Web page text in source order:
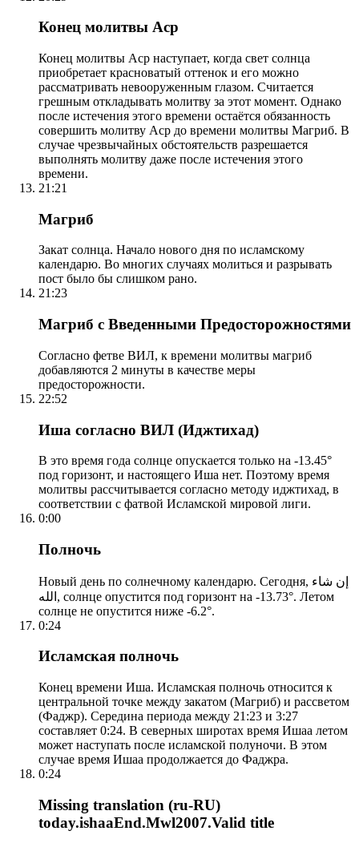
Конец молитвы Аср
Конец молитвы Аср наступает, когда свет солнца
приобретает красноватый оттенок и его можно
рассматривать невооруженным глазом. Считается
грешным откладывать молитву за этот момент. Однако
после истечения этого времени остаётся обязанность
совершить молитву Аср до времени молитвы Магриб. В
случае чрезвычайных обстоятельств разрешается
выполнять молитву даже после истечения этого
времени.
21:21
Магриб
Закат солнца. Начало нового дня по исламскому
календарю. Во многих случаях молиться и разрывать
пост было бы слишком рано.
21:23
Магриб с Введенными Предосторожностями
Согласно фетве ВИЛ, к времени молитвы магриб
добавляются 2 минуты в качестве меры
предосторожности.
22:52
Иша согласно ВИЛ (Иджтихад)
В это время года солнце опускается только на -13.45°
под горизонт, и настоящего Иша нет. Поэтому время
молитвы рассчитывается согласно методу иджтихад, в
соответствии с фатвой Исламской мировой лиги.
0:00
Полночь
Новый день по солнечному календарю. Сегодня, إن شاء
الله, солнце опустится под горизонт на -13.73°. Летом
солнце не опустится ниже -6.2°.
0:24
Исламская полночь
Конец времени Иша. Исламская полночь относится к
центральной точке между закатом (Магриб) и рассветом
(Фаджр). Середина периода между 21:23 и 3:27
составляет 0:24. В северных широтах время Ишаа летом
может наступать после исламской полуночи. В этом
случае время Ишаа продолжается до Фаджра.
0:24
Missing translation (ru-RU)
today.ishaaEnd.Mwl2007.Valid title